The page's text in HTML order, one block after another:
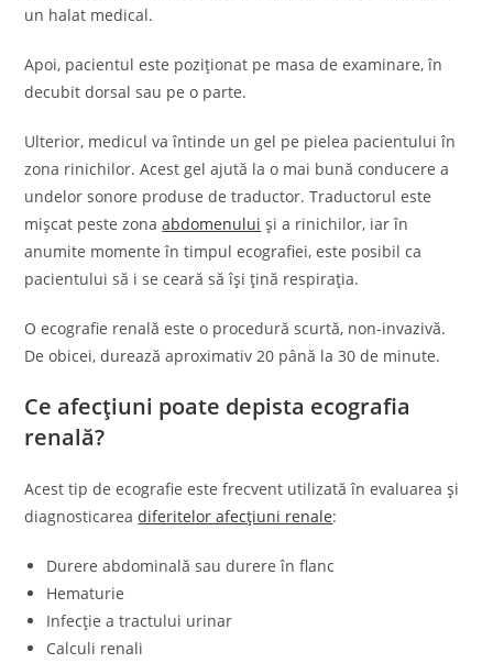
un halat medical.
Apoi, pacientul este poziționat pe masa de examinare, în
decubit dorsal sau pe o parte.
Ulterior, medicul va întinde un gel pe pielea pacientului în
zona rinichilor. Acest gel ajută la o mai bună conducere a
undelor sonore produse de traductor. Traductorul este
mișcat peste zonaabdomenului și a rinichilor, iar în
anumite momente în timpul ecografiei, este posibil ca
pacientului să i se ceară să își țină respirația.
O ecografie renală este o procedură scurtă, non-invazivă.
De obicei, durează aproximativ 20 până la 30 de minute.
Ce afecțiuni poate depista ecografia
renală?
Acest tip de ecografie este frecvent utilizată în evaluarea și
diagnosticareadiferitelor afecțiuni renale:
Durere abdominală sau durere în flanc
Hematurie
Infecție a tractului urinar
Calculi renali